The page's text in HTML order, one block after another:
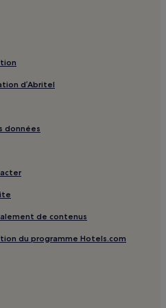
à proximité
spa à proximité
: hôtels à proximité
à proximité
: hôtels à proximité
d’Abritel
données
de contenus
du programme Hotels.com